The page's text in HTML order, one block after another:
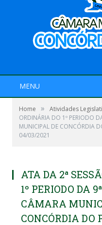
MENU
Home » Atividades
ORDINÁRIA DO 1º PERIODO
MUNICIPAL DE CONCÓRDIA
04/03/2021
ATA DA 2ª
1º PERIODO DA
CÂMARA
CONCÓRDIA DO